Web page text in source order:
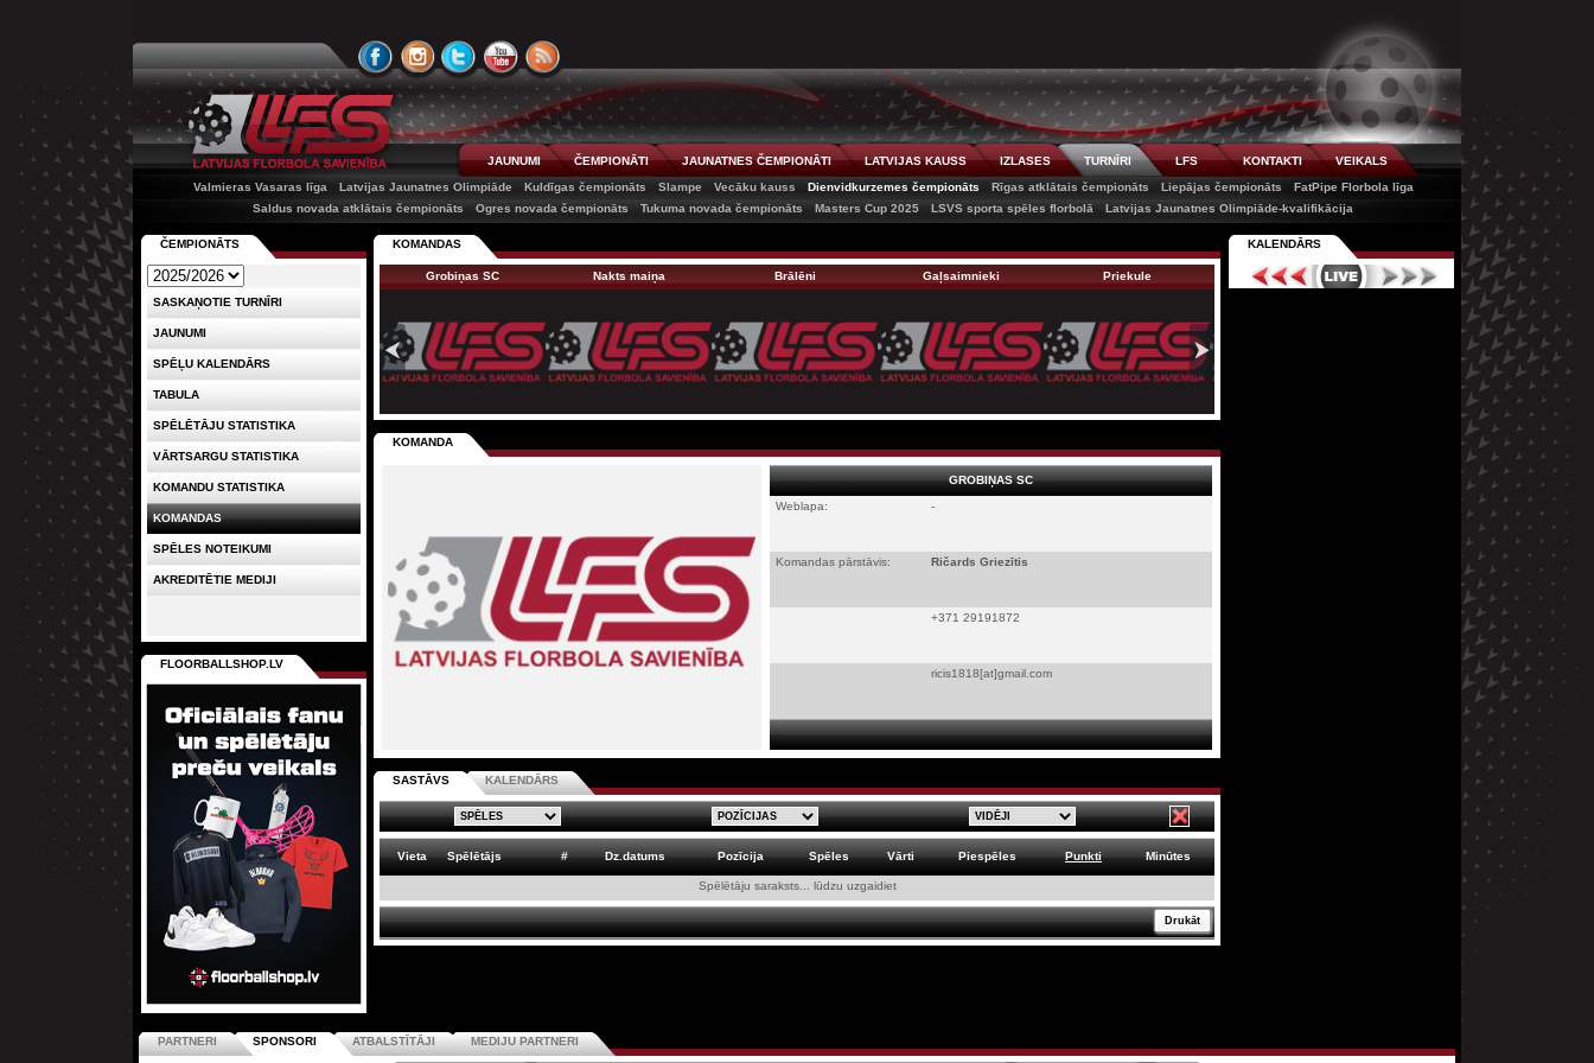
JAUNUMI ČEMPIONĀTI JAUNATNES ČEMPIONĀTI LATVIJAS KAUSS IZLASES TURNĪRI LFS KONTAKTI
VEIKALS
Valmieras Vasaras līga
Latvijas Jaunatnes Olimpiāde Kuldīgas čempionāts Slampe Vecāku kauss Dienvidkurzemes čempionāts Rīgas atklātais čempionāts Liepājas čempionāts
FatPipe Florbola līga
Saldus novada atklātais čempionāts
Ogres novada čempionāts Tukuma novada čempionāts Masters Cup 2025 LSVS sporta spēles florbolā Latvijas Jaunatnes Olimpiāde-kvalifikācija
KOMANDAS
Grobiņas SC Nakts maiņa Brālēni Gaļsaimnieki Priekule SK Leģions/Liepā… DKSS U-14
KOMANDA
GROBIŅAS SC
Weblapa:
-
Komandas pārstāvis: Ričards Griezītis
+371 29191872
ricis1818[at]gmail.com
SASTĀVS KALENDĀRS
Vieta Spēlētājs # Dz.datums Pozīcija Spēles Vārti Piespēles Punkti Minūtes
Spēlētāju saraksts... lūdzu uzgaidiet
Drukāt
ČEMPIONĀTS
SASKAŅOTIE TURNĪRI
JAUNUMI
SPĒĻU KALENDĀRS
TABULA
SPĒLĒTĀJU STATISTIKA
VĀRTSARGU STATISTIKA
KOMANDU STATISTIKA
KOMANDAS
SPĒLES NOTEIKUMI
AKREDITĒTIE MEDIJI
FLOORBALLSHOP.LV
KALENDĀRS
PARTNERI SPONSORI ATBALSTĪTĀJI MEDIJU PARTNERI